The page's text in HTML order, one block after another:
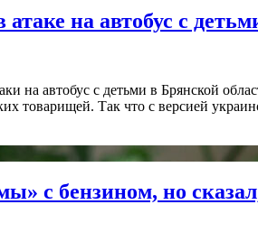
на автобус с
на автобус с детьми в Брянской
товарищей. Так что с версией
с бензином, но